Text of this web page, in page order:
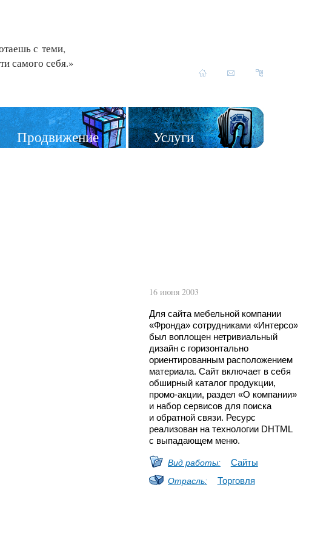
с теми,
самого себя.»
Продвижение Услуги
16 июня 2003
Для сайта мебельной компании
«Фронда» сотрудниками «Интерсо»
был воплощен нетривиальный
дизайн с горизонтально
ориентированным расположением
материала. Сайт включает в себя
обширный каталог продукции,
промо-акции, раздел «О компании»
и набор сервисов для поиска
и обратной связи. Ресурс
реализован на технологии DHTML
с выпадающем меню.
Вид работы: Сайты
Отрасль: Торговля